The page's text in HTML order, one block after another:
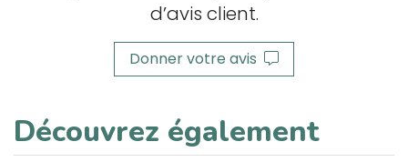
d’avis client.
Donner votre avis
Découvrez également